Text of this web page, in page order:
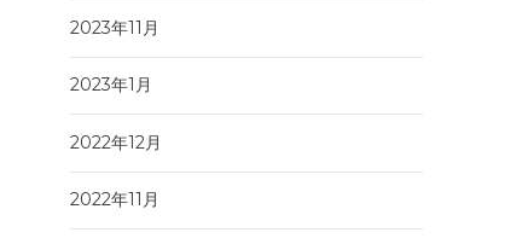
2023年11月
2023年1月
2022年12月
2022年11月